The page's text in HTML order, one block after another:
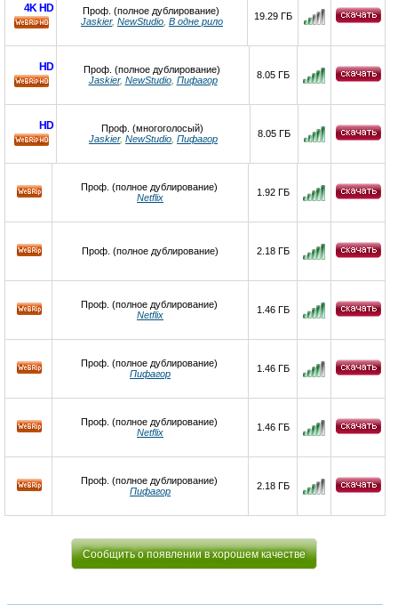
HD
4K
Проф. (полное дублирование)
Jaskier, NewStudio В одне рило 19.29 ГБ
HD
Проф. (полное дублирование)
Jaskier, NewStudio, Пифагор 8.05 ГБ
HD
Проф. (многоголосый)
Jaskier, NewStudio Пифагор 8.05 ГБ
Проф. (полное дублирование)
Netflix
1.92 ГБ
Проф. (полное дублирование) 2.18 ГБ
Проф. (полное дублирование)
Netflix
1.46 ГБ
Проф. (полное дублирование)
Пифагор
1.46 ГБ
Проф. (полное дублирование)
Netflix
1.46 ГБ
Проф. (полное дублирование)
Пифагор
2.18 ГБ
Сообщить о появлении в хорошем качестве